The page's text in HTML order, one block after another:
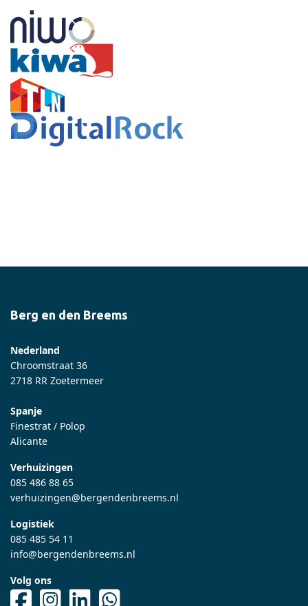
Berg en den Breems
Nederland
Chroomstraat 36
2718 RR Zoetermeer
Spanje
Finestrat / Polop
Alicante
Verhuizingen
085 486 88 65
verhuizingen@bergendenbreems.nl
Logistiek
085 485 54 11
info@bergendenbreems.nl
Volg ons